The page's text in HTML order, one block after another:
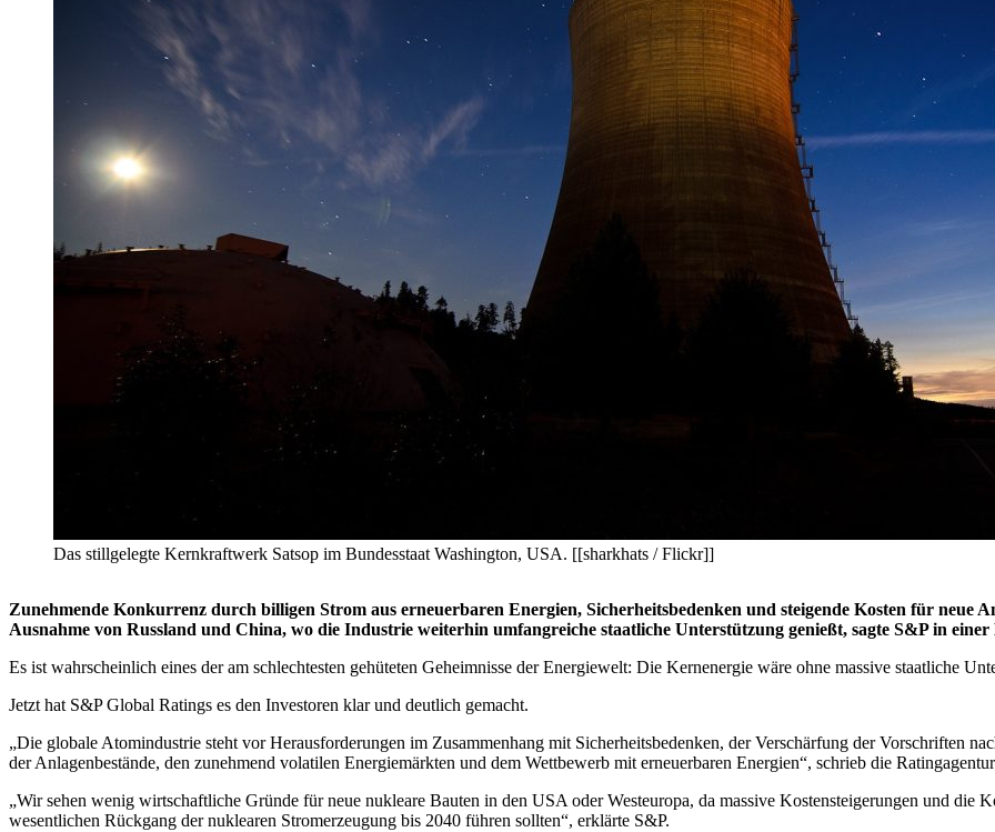
Das stillgelegte Kernkraftwerk Satsop im Bundesstaat Washington, USA. [[sharkhats / Flickr]]
Zunehmende Konkurrenz durch billigen Strom aus erneuerbaren Energien, Sicherheitsbedenken und steigende Kosten für neue
Ausnahme von Russland und China, wo die Industrie weiterhin umfangreiche staatliche Unterstützung genießt, sagte S&P in
Es ist wahrscheinlich eines der am schlechtesten gehüteten Geheimnisse der Energiewelt: Die Kernenergie wäre ohne massive staatliche
Jetzt hat S&P Global Ratings es den Investoren klar und deutlich gemacht.
„Die globale Atomindustrie steht vor Herausforderungen im Zusammenhang mit Sicherheitsbedenken, der Verschärfung der Vorschriften
der Anlagenbestände, den zunehmend volatilen Energiemärkten und dem Wettbewerb mit erneuerbaren Energien“, schrieb die
„Wir sehen wenig wirtschaftliche Gründe für neue nukleare Bauten in den USA oder Westeuropa, da massive Kostensteigerungen und die
wesentlichen Rückgang der nuklearen Stromerzeugung bis 2040 führen sollten“, erklärte S&P.